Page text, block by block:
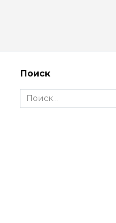
Поиск
Search
for: